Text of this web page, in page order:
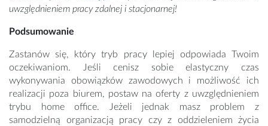
uwzględnieniem pracy zdalnej i stacjonarnej!
Podsumowanie
Zastanów się, który tryb pracy lepiej odpowiada Twoim
oczekiwaniom. Jeśli cenisz sobie elastyczny czas
wykonywania obowiązków zawodowych i możliwość ich
realizacji poza biurem, postaw na oferty z uwzględnieniem
trybu home office. Jeżeli jednak masz problem z
samodzielną organizacją pracy czy z oddzieleniem życia